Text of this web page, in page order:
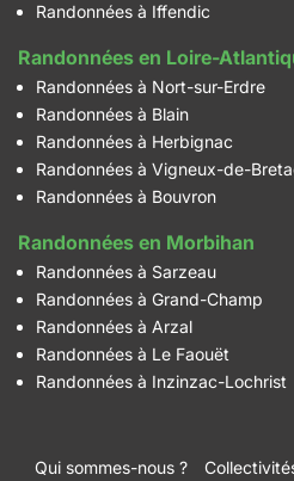
Randonnées à Iffendic
Randonnées en Loire-
Randonnées à Nort-sur-Erdre
Randonnées à Blain
Randonnées à Herbignac
Randonnées à Vigneux-de-
Randonnées à Bouvron
Randonnées en Morbihan
Randonnées à Sarzeau
Randonnées à Grand-Champ
Randonnées à Arzal
Randonnées à Le Faouët
Randonnées à Inzinzac-Lochrist
Qui sommes-nous ?